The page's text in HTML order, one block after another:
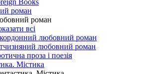
Books
роман
роман
всі
любовний роман
любовний роман
проза і поезія
Містика